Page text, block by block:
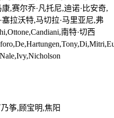
,赛尔乔·凡托尼,迪诺·比安奇,
拉沃特,马切拉·马里亚尼,弗
南特·切西
筝,顾宝明,焦阳